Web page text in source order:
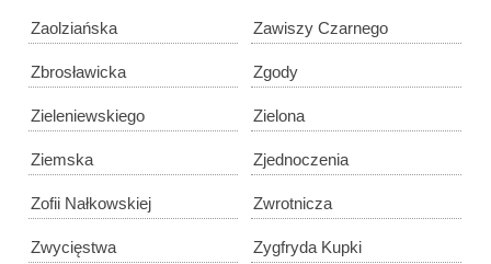
Zaolziańska Zawiszy Czarnego
Zbrosławicka Zgody
Zieleniewskiego Zielona
Ziemska Zjednoczenia
Zofii Nałkowskiej Zwrotnicza
Zwycięstwa Zygfryda Kupki